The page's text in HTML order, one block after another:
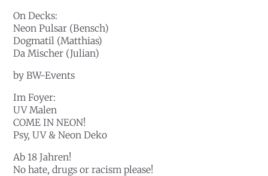
On Decks:
Neon Pulsar (Bensch)
Dogmatil (Matthias)
Da Mischer (Julian)
by BW-Events
Im Foyer:
UV Malen
COME IN NEON!
Psy, UV & Neon Deko
Ab 18 Jahren!
No hate, drugs or racism please!